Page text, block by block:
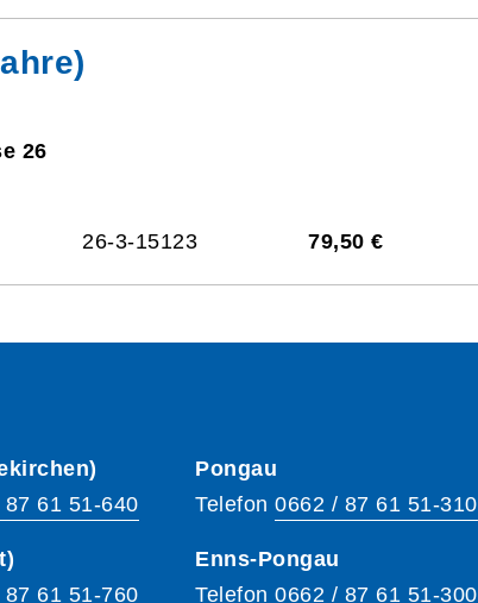
26
26-3-15123 79,50 €
61 51-640
61 51-760
Pongau
Telefon 0662 / 87 61 51-310
Enns-Pongau
Telefon 0662 / 87 61 51-300